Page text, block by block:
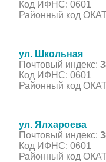
Код ИФНС: 0601
Районный код
ул. Школьная
Почтовый индекс:
Код ИФНС: 0601
Районный код
ул. Ялхароева
Почтовый индекс:
Код ИФНС: 0601
Районный код